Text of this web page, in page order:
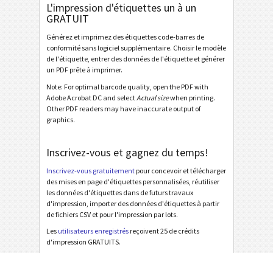
Odette OTL 3 - Master Multiple
Odette OTL 3 - Master Mixed
Odette OTL 3 - License Plate - Single / Master
Odette OTL 3 - L3P License Plate - Single / Master
L'impression d'étiquettes un à un
GRATUIT
Générez et imprimez des étiquettes code-barres de
conformité sans logiciel supplémentaire. Choisir le modèle
de l'étiquette, entrer des données de l'étiquette et générer
un PDF prête à imprimer.
Note: For optimal barcode quality, open the PDF with
Adobe Acrobat DC and selectActual sizewhen printing.
Other PDF readers may have inaccurate output of
graphics.
Inscrivez-vous et gagnez du temps!
Inscrivez-vous gratuitement pour concevoir et télécharger
des mises en page d'étiquettes personnalisées, réutiliser
les données d'étiquettes dans de futurs travaux
d'impression, importer des données d'étiquettes à partir
de fichiers CSV et pour l'impression par lots.
Les utilisateurs enregistrés reçoivent 25 de crédits
d'impression GRATUITS.